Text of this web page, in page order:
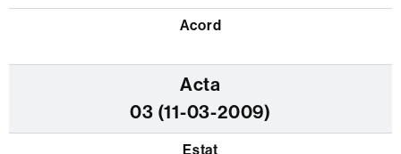
03 (11-03-2009)